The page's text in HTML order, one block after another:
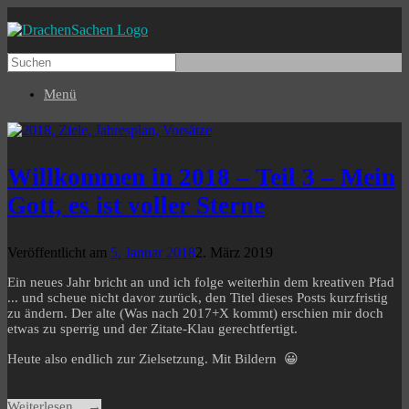
Menü
Willkommen in 2018 – Teil 3 – Mein
Gott, es ist voller Sterne
Veröffentlicht am 5. Januar 20182. März 2019
Ein neues Jahr bricht an und ich folge weiterhin dem kreativen Pfad
... und scheue nicht davor zurück, den Titel dieses Posts kurzfristig
zu ändern. Der alte (Was nach 2017+X kommt) erschien mir doch
etwas zu sperrig und der Zitate-Klau gerechtfertigt.
Heute also endlich zur Zielsetzung. Mit Bildern 😀